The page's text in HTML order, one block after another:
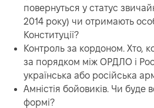
повернуться у статус
2014 року) чи отримають
Конституції?
Контроль за кордоном. Хто,
за порядком між ОРДЛО і
українська або російська
Амністія бойовиків. Чи буде
формі?